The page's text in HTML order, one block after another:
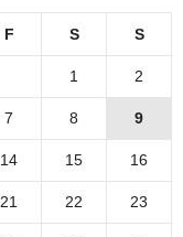
F S S
1 2
7 8 9
14 15 16
21 22 23